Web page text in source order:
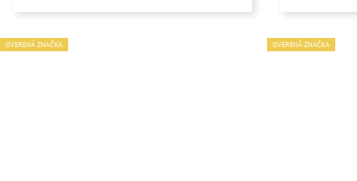
OVERENÁ ZNAČKA OVERENÁ ZNAČKA